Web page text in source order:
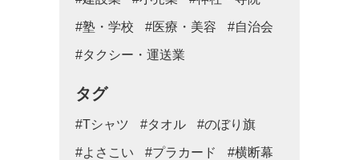
#塾・学校 #医療・美容 #自治会
#タクシー・運送業
タグ
#Tシャツ #タオル #のぼり旗
#よさこい #プラカード #横断幕